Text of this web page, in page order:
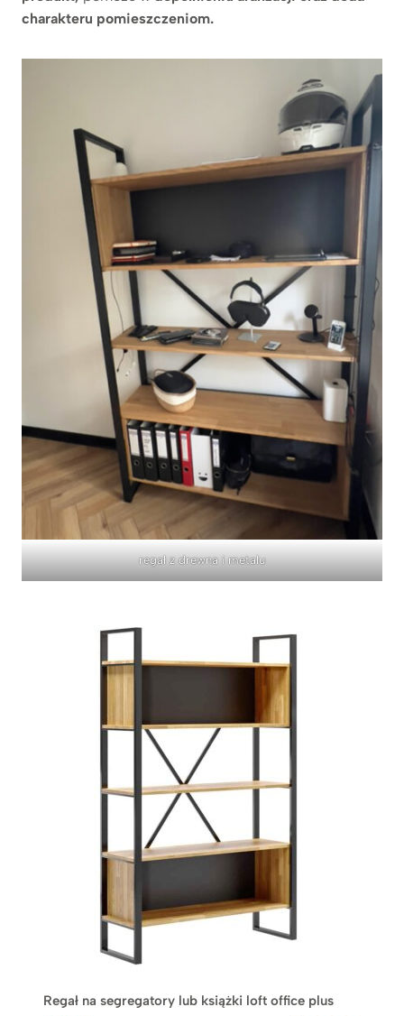
charakteru pomieszczeniom.
regał z drewna i metalu
Regał na segregatory lub książki loft office plus